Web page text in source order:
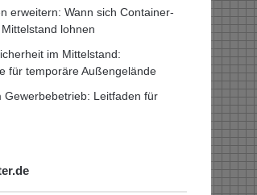
erweitern: Wann sich Container-
lohnen
im Mittelstand:
für temporäre Außengelände
Gewerbebetrieb: Leitfaden für